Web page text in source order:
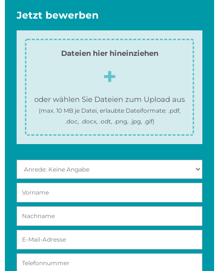
Jetzt bewerben
Dateien hier hineinziehen
oder wählen Sie Dateien zum Upload aus
(max. 10 MBje Datei, erlaubte Dateiformate: .pdf,
.doc, .docx, .odt, .png, .jpg, .gif)